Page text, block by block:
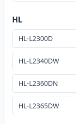
HL
HL-L2300D
HL-L2340DW
HL-L2360DN
HL-L2365DW